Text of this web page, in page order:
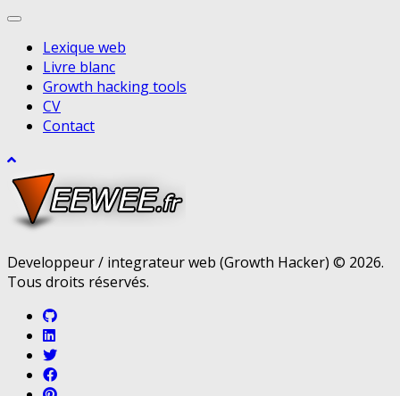
Lexique web
Livre blanc
Growth hacking tools
CV
Contact
Developpeur / integrateur web (Growth Hacker) © 2026.
Tous droits réservés.